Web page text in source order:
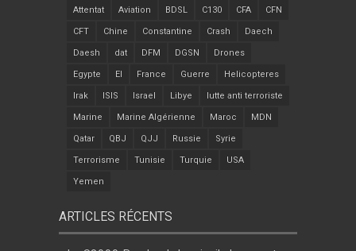
Attentat Aviation BDSL C130 CFA CFN
CFT Chine Constantine Crash Daech
Daesh dat DFM DGSN Drones
Egypte EI France Guerre Helicopteres
Irak ISIS Israel Libye lutte anti terroriste
Marine Marine Algérienne Maroc MDN
Qatar QBJ QJJ Russie Syrie
Terrorisme Tunisie Turquie USA
Yemen
ARTICLES RÉCENTS